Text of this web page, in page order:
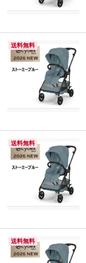
送料無料
送料無料
送料無料